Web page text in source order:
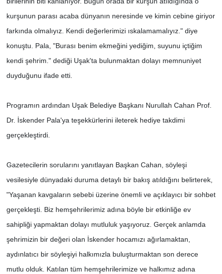
kurşunun parası acaba dünyanın neresinde ve kimin cebine giriyor
farkında olmalıyız. Kendi değerlerimizi ıskalamamalıyız." diye
konuştu. Pala, "Burası benim ekmeğini yediğim, suyunu içtiğim
kendi şehrim." dediği Uşak'ta bulunmaktan dolayı memnuniyet
duyduğunu ifade etti.
Programın ardından Uşak Belediye Başkanı Nurullah Cahan Prof.
Dr. İskender Pala'ya teşekkürlerini ileterek hediye takdimi
gerçekleştirdi.
Gazetecilerin sorularını yanıtlayan Başkan Cahan, söyleşi
vesilesiyle dünyadaki duruma detaylı bir bakış atıldığını belirterek,
"Yaşanan kavgaların sebebi üzerine önemli ve açıklayıcı bir sohbet
gerçekleşti. Biz hemşehrilerimiz adına böyle bir etkinliğe ev
sahipliği yapmaktan dolayı mutluluk yaşıyoruz. Gerçek anlamda
şehrimizin bir değeri olan İskender hocamızı ağırlamaktan,
aydınlatıcı bir söyleşiyi halkımızla buluşturmaktan son derece
mutlu olduk. Katılan tüm hemşehrilerimize ve halkımız adına